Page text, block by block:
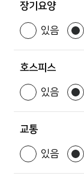
장기요양
있음
호스피스
있음
교통
있음